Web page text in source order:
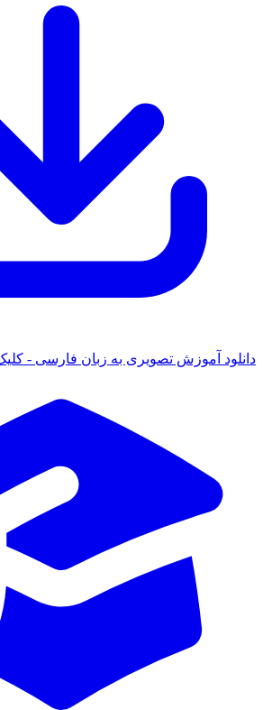
آموزش تصویری به زبان فارسی - کلیک کنید